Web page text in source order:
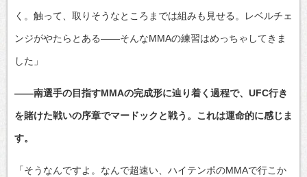
く。触って、取りそうなところまでは組みも見せる。レベルチェ
ンジがやたらとある――そんなMMAの練習はめっちゃしてきま
した」
――南選手の目指すMMAの完成形に辿り着く過程で、UFC行き
を賭けた戦いの序章でマードックと戦う。これは運命的に感じま
す。
「そうなんですよ。なんで超速い、ハイテンポのMMAで行こか